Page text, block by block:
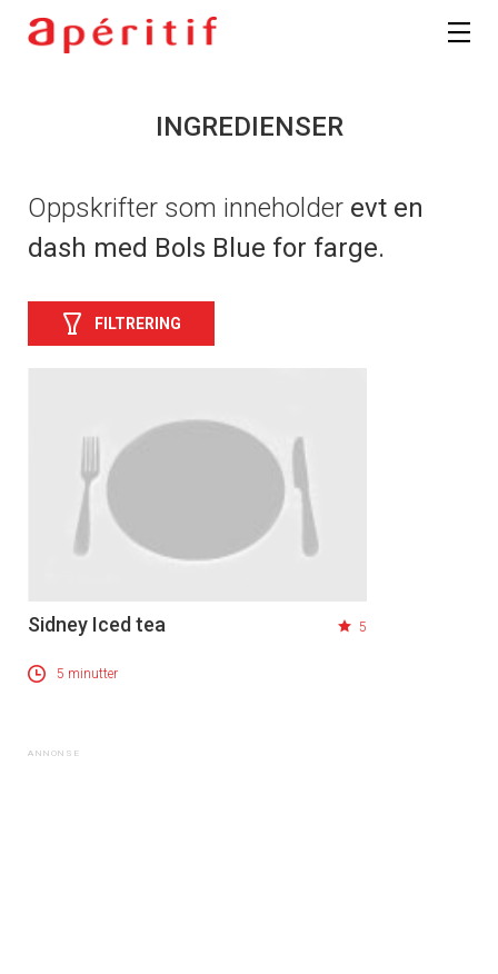
INGREDIENSER
Oppskrifter som inneholder evt en
dash med Bols Blue for farge.
FILTRERING
Sidney Iced tea 5
5 minutter